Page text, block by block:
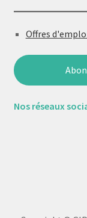
Offres
Nos réseaux